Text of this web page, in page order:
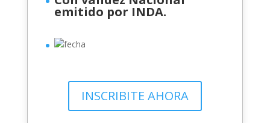
emitido por INDA.
INSCRIBITE AHORA